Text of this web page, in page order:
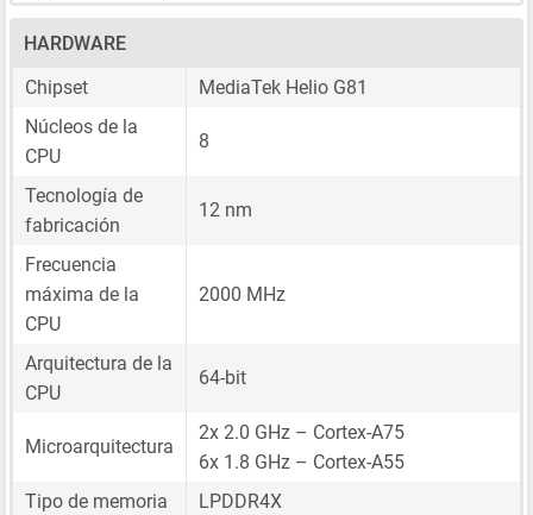
HARDWARE
Chipset
MediaTek Helio G81
Núcleos de la
CPU
8
Tecnología de
fabricación
12 nm
Frecuencia
máxima de la
CPU
2000 MHz
Arquitectura de la
CPU
64-bit
Microarquitectura
2x 2.0 GHz – Cortex-A75
6x 1.8 GHz – Cortex-A55
Tipo de memoria
LPDDR4X